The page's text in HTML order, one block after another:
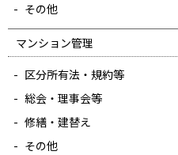
その他
マンション管理
区分所有法・規約等
総会・理事会等
修繕・建替え
その他